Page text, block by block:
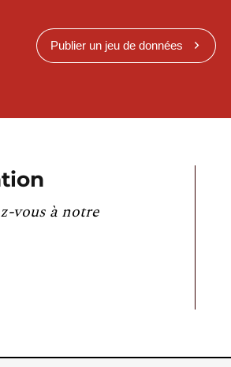
Publier un jeu de données
vous à notre